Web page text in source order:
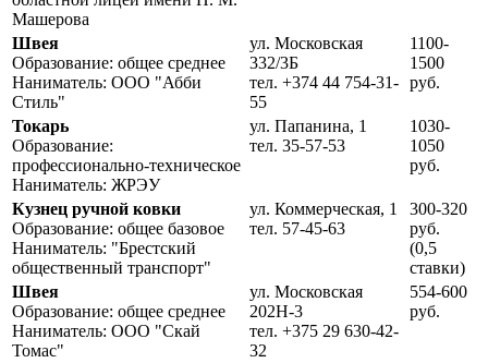
Машерова
Швея
Образование: общее среднее
Наниматель: ООО "Абби
Стиль"
ул. Московская
332/3Б
тел. +374 44 754-31-
55
1100-
1500
руб.
Токарь
Образование:
профессионально-техническое
Наниматель: ЖРЭУ
ул. Папанина, 1
тел. 35-57-53
1030-
1050
руб.
Кузнец ручной ковки
Образование: общее базовое
Наниматель: "Брестский
общественный транспорт"
ул. Коммерческая, 1
тел. 57-45-63
300-320
руб.
(0,5
ставки)
Швея
Образование: общее среднее
Наниматель: ООО "Скай
Томас"
ул. Московская
202Н-3
тел. +375 29 630-42-
32
554-600
руб.